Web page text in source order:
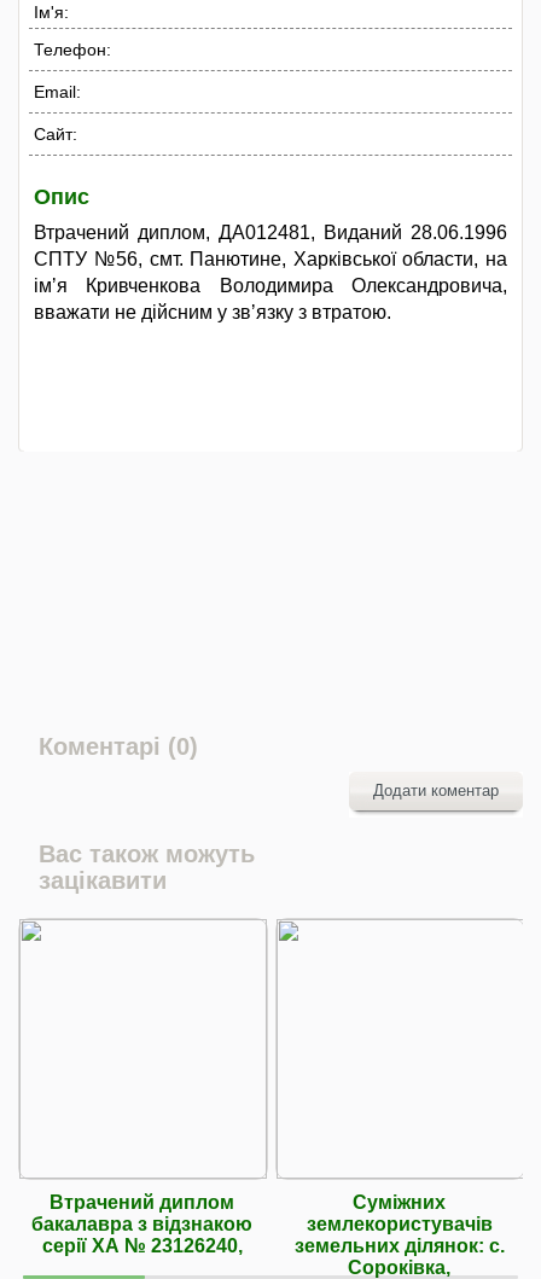
Ім'я:
Телефон:
Email:
Сайт:
Опис
Втрачений диплом, ДА012481, Виданий 28.06.1996
СПТУ №56, смт. Панютине, Харківської области, на
імʼя Кривченкова Володимира Олександровича,
вважати не дійсним у звʼязку з втратою.
Коментарі (0)
Додати коментар
Вас також можуть
зацікавити
Втрачений диплом
бакалавра з відзнакою
серії ХА № 23126240,
Суміжних
землекористувачів
земельних ділянок: с.
Сороківка,